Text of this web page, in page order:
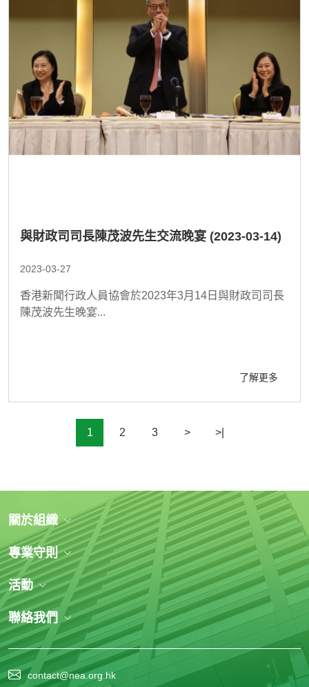
與財政司司長陳茂波先生交流晚宴 (2023-03-14)
2023-03-27
香港新聞行政人員協會於2023年3月14日與財政司司長
陳茂波先生晚宴...
了解更多
1 2 3 > >|
contact@nea.org.hk
關於組織
專業守則
活動
聯絡我們